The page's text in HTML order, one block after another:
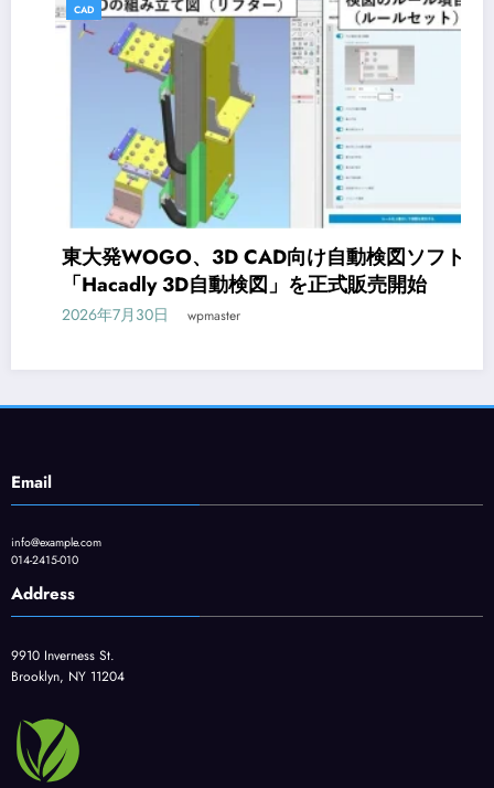
CAD
東大発WOGO、3D CAD向け自動検図ソフト
「Hacadly 3D自動検図」を正式販売開始
2026年7月30日 wpmaster
Email
info@example.com
014-2415-010
Address
9910 Inverness St.
Brooklyn, NY 11204